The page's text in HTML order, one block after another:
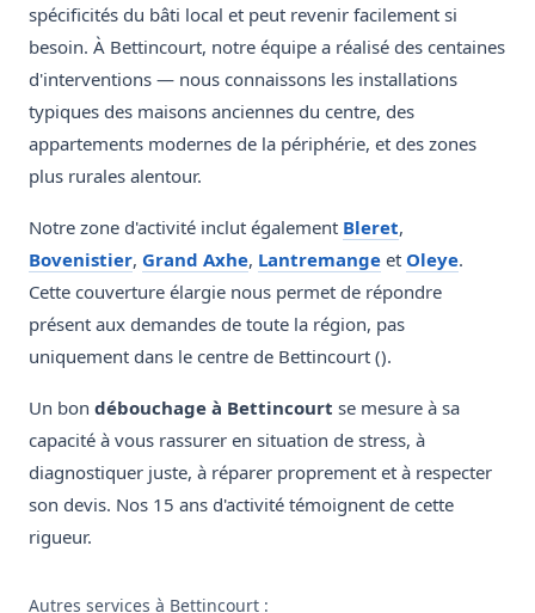
spécificités du bâti local et peut revenir facilement si
besoin. À Bettincourt, notre équipe a réalisé des centaines
d'interventions — nous connaissons les installations
typiques des maisons anciennes du centre, des
appartements modernes de la périphérie, et des zones
plus rurales alentour.
Notre zone d'activité inclut également Bleret,
Bovenistier, Grand Axhe, Lantremange et Oleye.
Cette couverture élargie nous permet de répondre
présent aux demandes de toute la région, pas
uniquement dans le centre de Bettincourt ().
Un bon débouchage à Bettincourt se mesure à sa
capacité à vous rassurer en situation de stress, à
diagnostiquer juste, à réparer proprement et à respecter
son devis. Nos 15 ans d'activité témoignent de cette
rigueur.
Autres services à Bettincourt :